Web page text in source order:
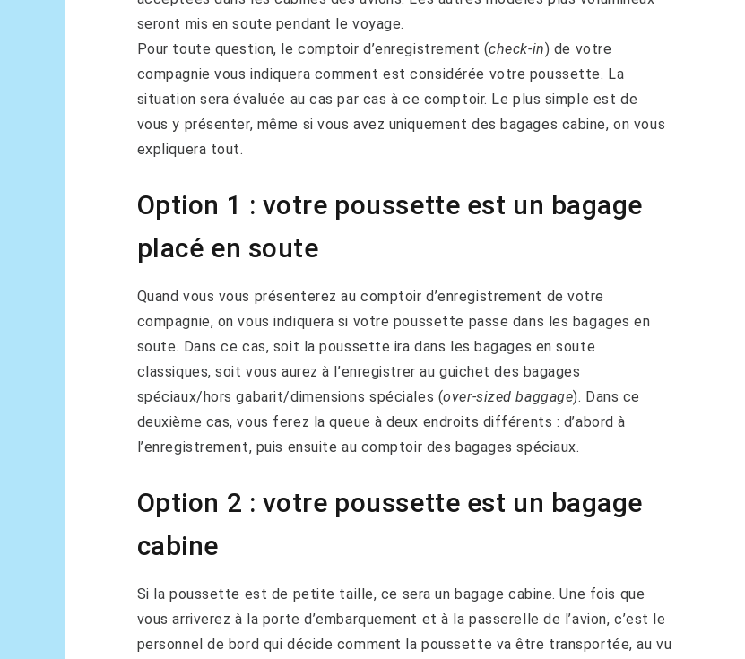
seront mis en soute pendant le voyage.
Pour toute question, le comptoir d’enregistrement (check-in) de votre
compagnie vous indiquera comment est considérée votre poussette. La
situation sera évaluée au cas par cas à ce comptoir. Le plus simple est de
vous y présenter, même si vous avez uniquement des bagages cabine, on vous
expliquera tout.
Option 1 : votre poussette est un bagage
placé en soute
Quand vous vous présenterez au comptoir d’enregistrement de votre
compagnie, on vous indiquera si votre poussette passe dans les bagages en
soute. Dans ce cas, soit la poussette ira dans les bagages en soute
classiques, soit vous aurez à l’enregistrer au guichet des bagages
spéciaux/hors gabarit/dimensions spéciales (over-sized baggage). Dans ce
deuxième cas, vous ferez la queue à deux endroits différents : d’abord à
l’enregistrement, puis ensuite au comptoir des bagages spéciaux.
Option 2 : votre poussette est un bagage
cabine
Si la poussette est de petite taille, ce sera un bagage cabine. Une fois que
vous arriverez à la porte d’embarquement et à la passerelle de l’avion, c’est le
personnel de bord qui décide comment la poussette va être transportée, au vu